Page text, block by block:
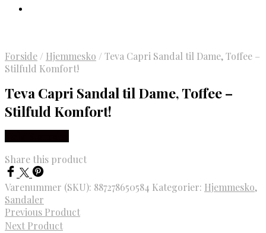
Forside / Hjemmesko / Teva Capri Sandal til Dame, Toffee –
Stilfuld Komfort!
Teva Capri Sandal til Dame, Toffee –
Stilfuld Komfort!
Share this product
Varenummer (SKU): 887278650584 Kategorier: Hjemmesko,
Sandaler
Previous Product
Next Product